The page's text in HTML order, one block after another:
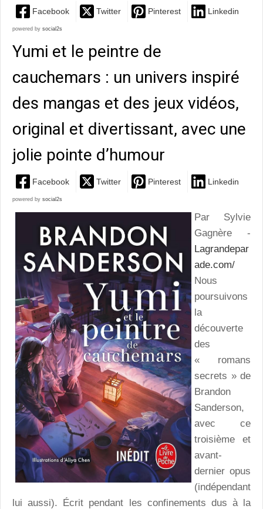
Facebook Twitter Pinterest Linkedin
powered by social2s
Yumi et le peintre de
cauchemars : un univers inspiré
des mangas et des jeux vidéos,
original et divertissant, avec une
jolie pointe d’humour
Facebook Twitter Pinterest Linkedin
powered by social2s
Par Sylvie
Gagnère -
Lagrandepar
ade.com/
Nous
poursuivons
la
découverte
des
« romans
secrets » de
Brandon
Sanderson,
avec ce
troisième et
avant-
dernier opus
(indépendant
lui aussi). Écrit pendant les confinements dus à la